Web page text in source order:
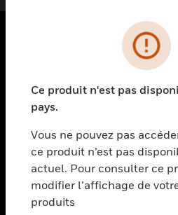
toggle view
SOLUTIONS
SECTEURS
toggle view
ASSISTANCE
toggle view
EMPLOIS
Ce produit n'est pas
pays.
Vous ne pouvez pas
ce produit n’est pas
actuel. Pour consulter ce
modifier l’affichage de
produits